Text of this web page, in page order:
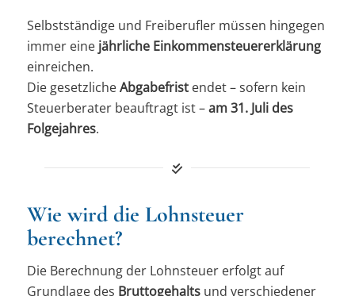
Selbstständige und Freiberufler müssen hingegen
immer eine jährliche Einkommensteuererklärung
einreichen.
Die gesetzlicheAbgabefristendet – sofern kein
Steuerberater beauftragt ist –am 31. Juli des
Folgejahres.
Wie wird die Lohnsteuer
berechnet?
Die Berechnung der Lohnsteuer erfolgt auf
Grundlage des Bruttogehaltsund verschiedener